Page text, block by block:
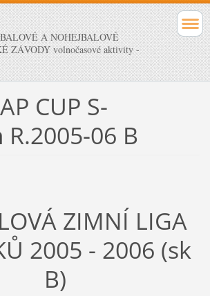
A NOHEJBALOVÉ
ZÁVODY volnočasové aktivity -
CUP S-
06 B
ZIMNÍ LIGA
2005 - 2006 (sk
B)